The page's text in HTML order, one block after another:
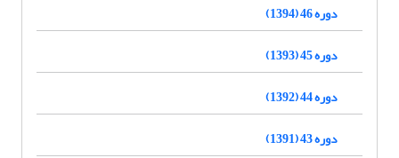
دوره 46 (1394)
دوره 45 (1393)
دوره 44 (1392)
دوره 43 (1391)